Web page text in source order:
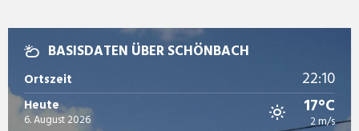
BASISDATEN ÜBER SCHÖNBACH
Ortszeit 22:10
Heute
6. August 2026
17°C
2 m/s